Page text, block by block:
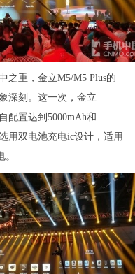
之重，金立M5/M5 Plus的
深刻。这一次，金立
配置达到5000mAh和
用双电池充电ic设计，适用